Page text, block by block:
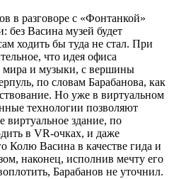
в разговоре с «Фонтанкой»
без Васина музей будет
ходить бы туда не стал. При
что идея офиса
мира и музыки, с вершины
по словам Барабанова, как
Но уже в виртуальном
технологии позволяют
виртуальное здание, по
в VR-очках, и даже
Колю Васина в качестве гида и
наконец, исполнив мечту его
Барабанов не уточнил.